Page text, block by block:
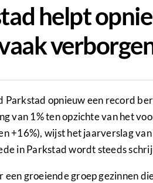
helpt
Parkstad opnieuw een record
van 1% ten opzichte van het
+16%), wijst het jaarverslag
in Parkstad wordt steeds
een groeiende groep gezinnen